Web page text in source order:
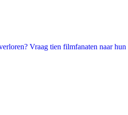
Vraag tien filmfanaten naar